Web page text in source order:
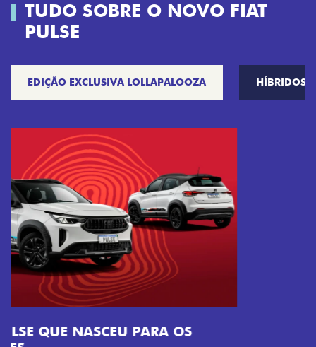
TUDO SOBRE O NOVO FIAT
PULSE
EDIÇÃO EXCLUSIVA LOLLAPALOOZA HÍBRIDOS
VISUAL COM ENERGIA LOLLABR
Previous
Next
Próximo